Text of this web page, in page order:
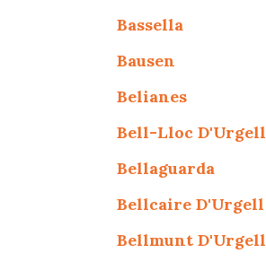
Bassella
Bausen
Belianes
Bell-Lloc D'Urgell
Bellaguarda
Bellcaire D'Urgell
Bellmunt D'Urgell